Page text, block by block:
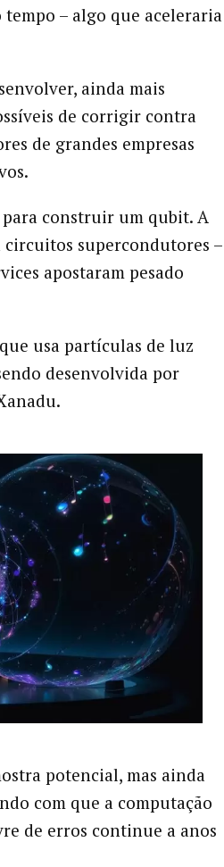
tempo – algo que aceleraria
ainda mais
de corrigir contra
de grandes empresas
construir um qubit. A
supercondutores –
apostaram pesado
usa partículas de luz
desenvolvida por
potencial, mas ainda
com que a computação
de erros continue a anos